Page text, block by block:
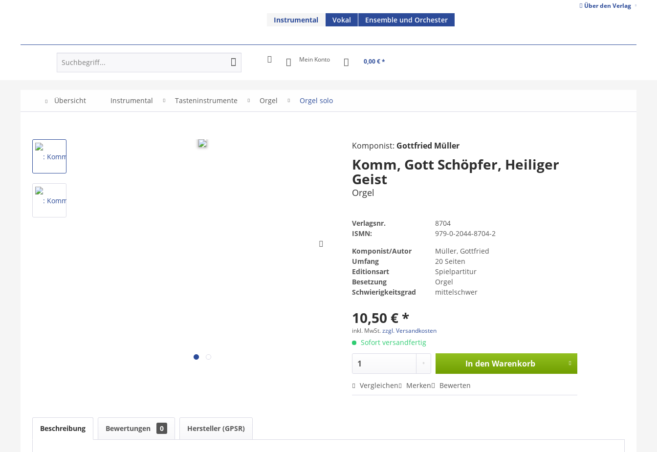
Über den Verlag
Instrumental Vokal Ensemble und Orchester
Mein Konto 0,00 € *
Übersicht Instrumental Tasteninstrumente Orgel Orgel solo
Komponist: Gottfried Müller
Komm, Gott Schöpfer, Heiliger
Geist
Orgel
Verlagsnr.
8704
ISMN:
979-0-2044-8704-2
Komponist/Autor
Müller, Gottfried
Umfang
20 Seiten
Editionsart
Spielpartitur
Besetzung
Orgel
Schwierigkeitsgrad
mittelschwer
10,50 € *
inkl. MwSt.zzgl. Versandkosten
Sofort versandfertig
In den Warenkorb
Vergleichen Merken Bewerten
Beschreibung Bewertungen 0 Hersteller (GPSR)